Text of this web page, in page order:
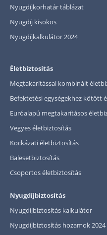
Nyugdíjkorhatár táblázat
Nyugdíj kisokos
Nyugdíjkalkulátor 2024
Életbiztosítás
Megtakarítással kombinált
Befektetési egységekhez kötött
Euróalapú megtakarításos
Vegyes életbiztosítás
Kockázati életbiztosítás
Balesetbiztosítás
Csoportos életbiztosítás
Nyugdíjbiztosítás
Nyugdíjbiztosítás kalkulátor
Nyugdíjbiztosítás hozamok 2024